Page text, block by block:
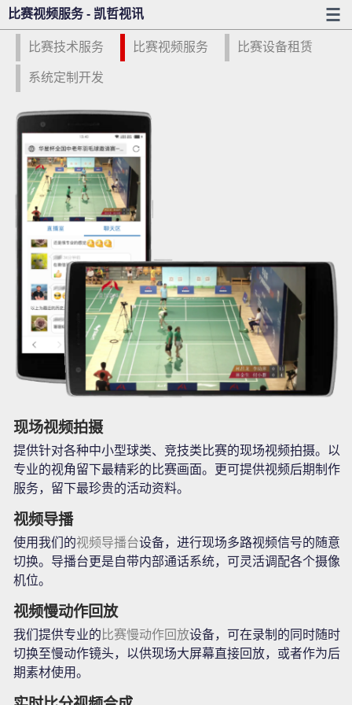
比赛视频服务 - 凯哲视讯
比赛技术服务 比赛视频服务 比赛设备租赁
系统定制开发
现场视频拍摄
提供针对各种中小型球类、竞技类比赛的现场视频拍摄。以
专业的视角留下最精彩的比赛画面。更可提供视频后期制作
服务，留下最珍贵的活动资料。
视频导播
使用我们的视频导播台设备，进行现场多路视频信号的随意
切换。导播台更是自带内部通话系统，可灵活调配各个摄像
机位。
视频慢动作回放
我们提供专业的 比赛慢动作回放设备，可在录制的同时随时
切换至慢动作镜头，以供现场大屏幕直接回放，或者作为后
期素材使用。